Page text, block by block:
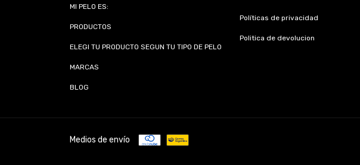
MI PELO ES:
PRODUCTOS
ELEGI TU PRODUCTO SEGUN TU TIPO DE PELO
MARCAS
BLOG
Políticas de privacidad
Politica de devolucion
Medios de envío